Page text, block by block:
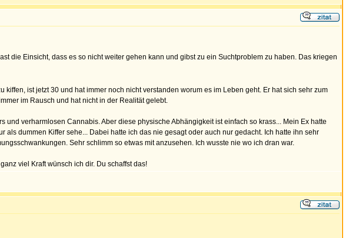
die Einsicht, dass es so nicht weiter gehen kann und gibst zu ein Suchtproblem zu haben. Das kriegen
ist jetzt 30 und hat immer noch nicht verstanden worum es im Leben geht. Er hat sich sehr zum
im Rausch und hat nicht in der Realität gelebt.
verharmlosen Cannabis. Aber diese physische Abhängigkeit ist einfach so krass... Mein Ex hatte
dummen Kiffer sehe... Dabei hatte ich das nie gesagt oder auch nur gedacht. Ich hatte ihn sehr
Sehr schlimm so etwas mit anzusehen. Ich wusste nie wo ich dran war.
viel Kraft wünsch ich dir. Du schaffst das!